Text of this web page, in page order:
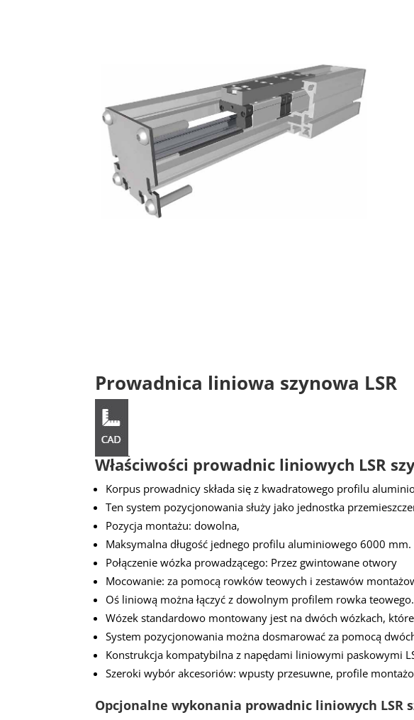
Prowadnica liniowa szynowa LSR
Właściwości prowadnic liniowych LSR
Korpus prowadnicy składa się z kwadratowego profilu
Ten system pozycjonowania służy jako jednostka
Pozycja montażu: dowolna,
Maksymalna długość jednego profilu aluminiowego 6000 mm.
Połączenie wózka prowadzącego: Przez gwintowane otwory
Mocowanie: za pomocą rowków teowych i zestawów
Oś liniową można łączyć z dowolnym profilem rowka teowego.
Wózek standardowo montowany jest na dwóch wózkach,
System pozycjonowania można dosmarować za pomocą
Konstrukcja kompatybilna z napędami liniowymi paskowymi
Szeroki wybór akcesoriów: wpusty przesuwne, profile
Opcjonalne wykonania prowadnic liniowych LSR